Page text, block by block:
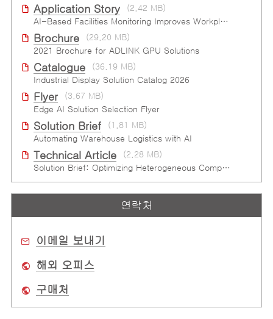
Application Story
(2.42 MB)
AI-Based Facilities Monitoring Improves Workplace Safety
Brochure
(29.20 MB)
2021 Brochure for ​ADLINK GPU Solutions
Catalogue
(36.19 MB)
Industrial Display Solution Catalog 2026
Flyer
(3.67 MB)
Edge AI Solution Selection Flyer
Solution Brief
(1.81 MB)
Automating Warehouse Logistics with AI
Technical Article
(2.28 MB)
Solution Brief: Optimizing Heterogeneous Computing
연락처
이메일 보내기
해외 오피스
구매처